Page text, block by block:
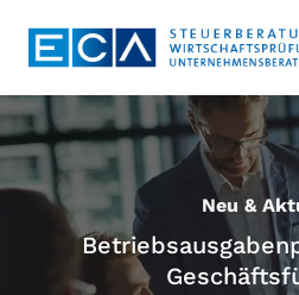
Inhalt
Neu &